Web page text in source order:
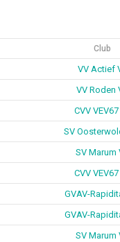
Club
VV Actief
VV Roden
CVV VEV67
SV
SV Marum
CVV VEV67
GVAV-
GVAV-
SV Marum